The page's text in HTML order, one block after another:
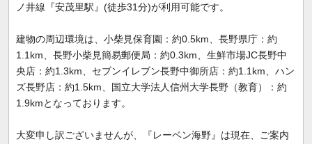
ノ井線『安茂里駅』(徒歩31分)が利用可能です。
建物の周辺環境は、小柴見保育園：約0.5km、長野県庁：約
1.1km、長野小柴見簡易郵便局：約0.3km、生鮮市場JC長野中
央店：約1.3km、セブンイレブン長野中御所店：約1.1km、ハン
ズ長野店：約1.5km、国立大学法人信州大学長野（教育）：約
1.9kmとなっております。
大変申し訳ございませんが、『レーベン海野』は現在、ご案内